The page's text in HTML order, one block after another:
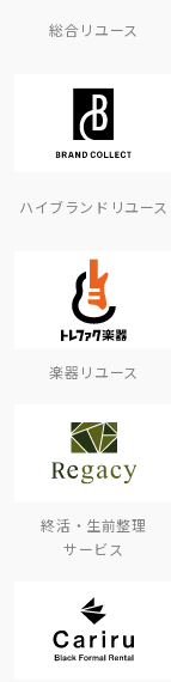
総合リユース
ハイブランドリユース
楽器リユース
終活・生前整理
サービス